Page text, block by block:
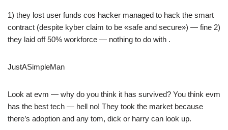
1) they lost user funds cos hacker managed to hack the smart
contract (despite kyber claim to be «safe and secure») — fine 2)
they laid off 50% workforce — nothing to do with .
JustASimpleMan
Look at evm — why do you think it has survived? You think evm
has the best tech — hell no! They took the market because
there’s adoption and any tom, dick or harry can look up.